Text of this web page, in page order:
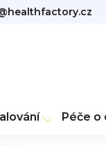
Péče o